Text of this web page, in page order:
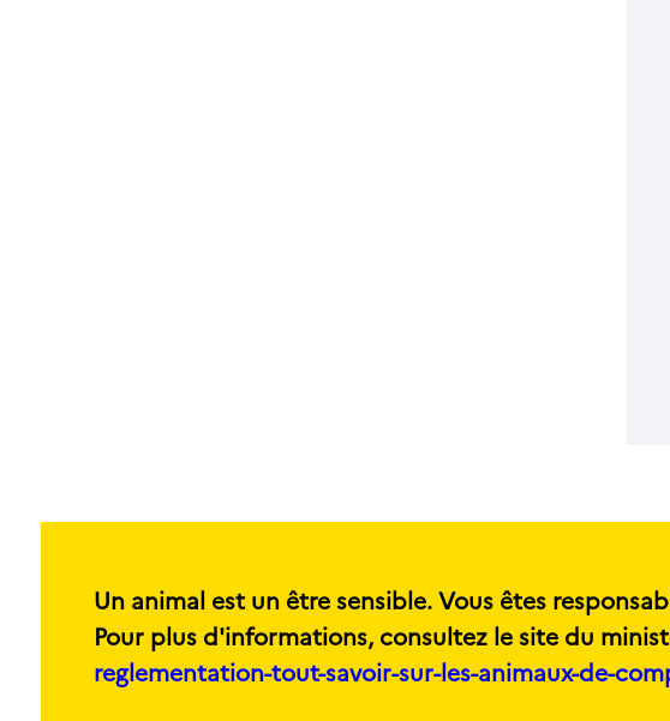
Un animal est un être sensible. Vous êtes
Pour plus d'informations, consultez le site du
reglementation-tout-savoir-sur-les-animaux-de-